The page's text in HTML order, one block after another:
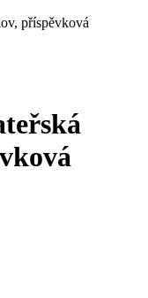
příspěvková